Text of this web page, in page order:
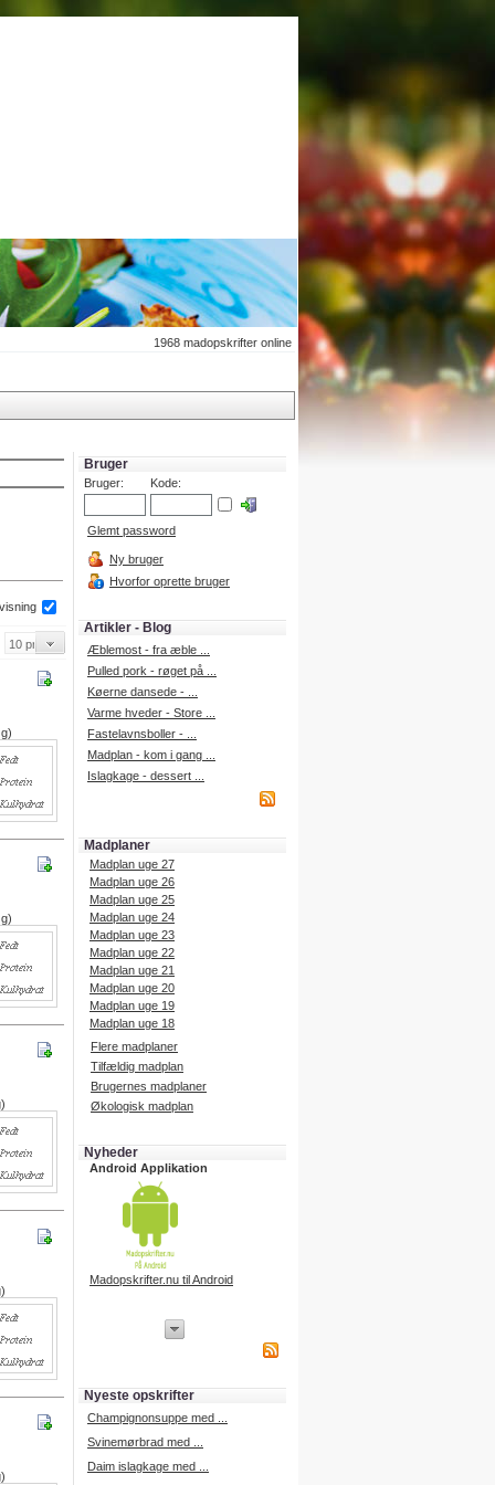
1968 madopskrifter online
Bruger
Bruger: Kode:
Glemt password
Ny bruger
Hvorfor oprette bruger
Artikler - Blog
Æblemost - fra æble ...
Pulled pork - røget på ...
Køerne dansede - ...
Varme hveder - Store ...
Fastelavnsboller - ...
Madplan - kom i gang ...
Islagkage - dessert ...
Madplaner
Madplan uge 27
Madplan uge 26
Madplan uge 25
Madplan uge 24
Madplan uge 23
Madplan uge 22
Madplan uge 21
Madplan uge 20
Madplan uge 19
Madplan uge 18
Flere madplaner
Tilfældig madplan
Brugernes madplaner
Økologisk madplan
Nyheder
Android Applikation
Madopskrifter.nu til Android
iPhone udvikling
Nyeste opskrifter
Champignonsuppe med ...
Svinemørbrad med ...
Daim islagkage med ...